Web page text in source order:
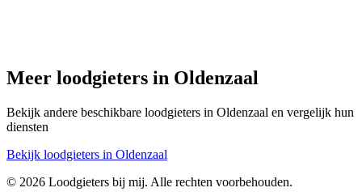
Meer loodgieters in Oldenzaal
Bekijk andere beschikbare loodgieters in Oldenzaal en vergelijk hun
diensten
Bekijk loodgieters in Oldenzaal
© 2026 Loodgieters bij mij. Alle rechten voorbehouden.